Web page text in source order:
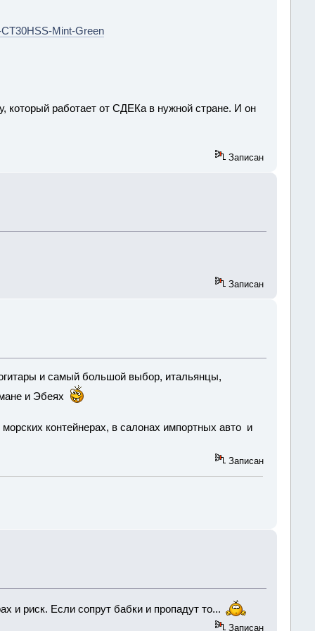
Mint-Green
который работает от СДЕКа в нужной стране. И он
Записан
Записан
и самый большой выбор, итальянцы,
и Эбеях
контейнерах, в салонах импортных авто и
Записан
и риск. Если сопрут бабки и пропадут то...
Записан